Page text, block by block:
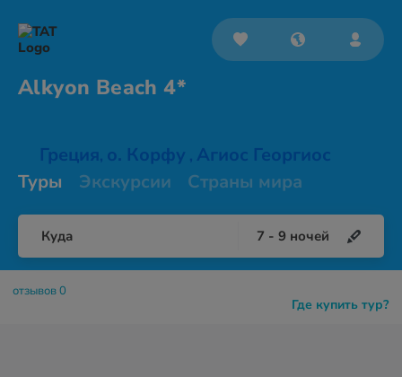
Alkyon Beach 4*
Греция, о. Корфу , Агиос Георгиос
Туры
Экскурсии Страны мира
Куда 7 - 9 ночей
Где купить тур?
отзывов 0